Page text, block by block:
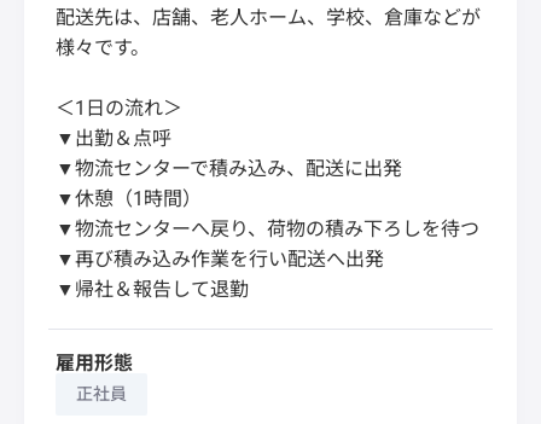
配送先は、店舗、老人ホーム、学校、倉庫などが
様々です。
＜1日の流れ＞
▼出勤＆点呼
▼物流センターで積み込み、配送に出発
▼休憩（1時間）
▼物流センターへ戻り、荷物の積み下ろしを待つ
▼再び積み込み作業を行い配送へ出発
▼帰社＆報告して退勤
雇用形態
正社員